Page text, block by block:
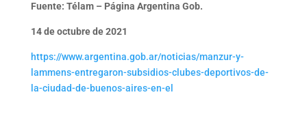
Fuente: Télam – Página Argentina Gob.
14 de octubre de 2021
https://www.argentina.gob.ar/noticias/manzur-y-
lammens-entregaron-subsidios-clubes-deportivos-de-
la-ciudad-de-buenos-aires-en-el